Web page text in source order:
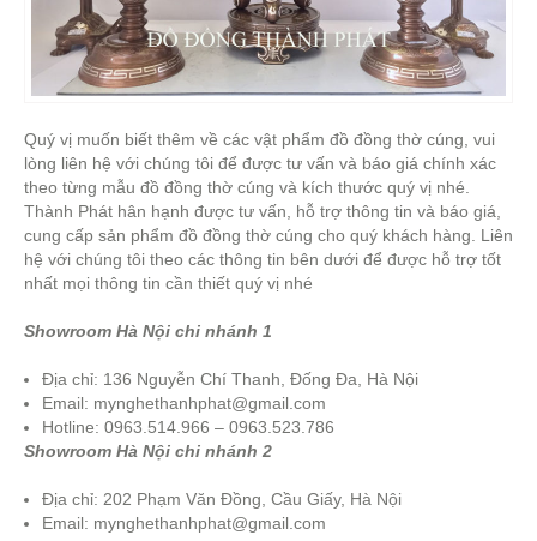
Quý vị muốn biết thêm về các vật phẩm đồ đồng thờ cúng, vui
lòng liên hệ với chúng tôi để được tư vấn và báo giá chính xác
theo từng mẫu đồ đồng thờ cúng và kích thước quý vị nhé.
Thành Phát hân hạnh được tư vấn, hỗ trợ thông tin và báo giá,
cung cấp sản phẩm đồ đồng thờ cúng cho quý khách hàng. Liên
hệ với chúng tôi theo các thông tin bên dưới để được hỗ trợ tốt
nhất mọi thông tin cần thiết quý vị nhé
Showroom Hà Nội chi nhánh 1
Địa chỉ: 136 Nguyễn Chí Thanh, Đống Đa, Hà Nội
Email: mynghethanhphat@gmail.com
Hotline: 0963.514.966 – 0963.523.786
Showroom Hà Nội chi nhánh 2
Địa chỉ: 202 Phạm Văn Đồng, Cầu Giấy, Hà Nội
Email: mynghethanhphat@gmail.com